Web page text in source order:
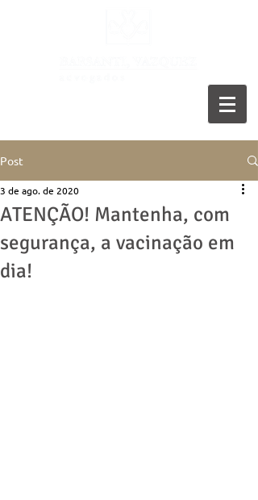
Post
ATENÇÃO! Mantenha, com
segurança, a vacinação em
dia!
3 de ago. de 2020